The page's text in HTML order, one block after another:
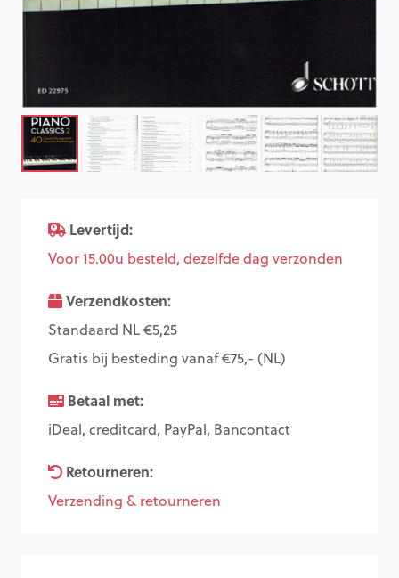
Levertijd:
Voor 15.00u besteld, dezelfde dag verzonden
Verzendkosten:
Standaard NL €5,25
Gratis bij besteding vanaf €75,- (NL)
Betaal met:
iDeal, creditcard, PayPal, Bancontact
Retourneren:
Verzending & retourneren